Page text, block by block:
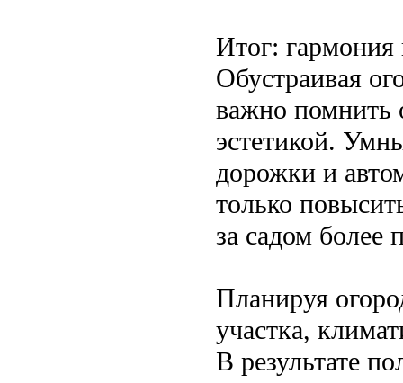
Итог: гармония
Обустраивая
важно помнить
эстетикой.
дорожки и
только
за садом более
Планируя
участка,
В результате